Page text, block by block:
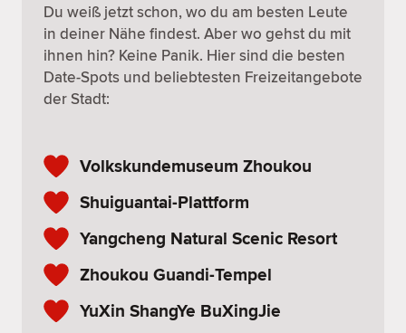
Du weiß jetzt schon, wo du am besten Leute
in deiner Nähe findest. Aber wo gehst du mit
ihnen hin? Keine Panik. Hier sind die besten
Date-Spots und beliebtesten Freizeitangebote
der Stadt:
Volkskundemuseum Zhoukou
Shuiguantai-Plattform
Yangcheng Natural Scenic Resort
Zhoukou Guandi-Tempel
YuXin ShangYe BuXingJie